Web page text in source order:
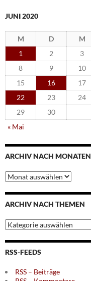
JUNI 2020
M D M
1
2 3
8
9 10
15
16 17
22
23 24
29
30
« Mai
ARCHIV NACH MONATEN
Archiv
nach
Monaten
ARCHIV NACH THEMEN
Archiv
nach
Themen
RSS-FEEDS
RSS – Beiträge